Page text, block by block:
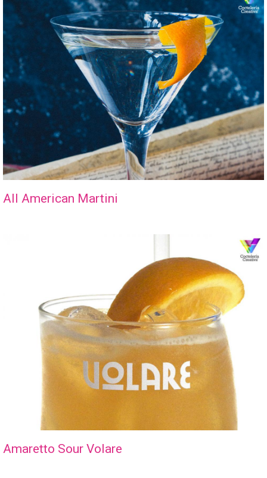
All American Martini
Amaretto Sour Volare